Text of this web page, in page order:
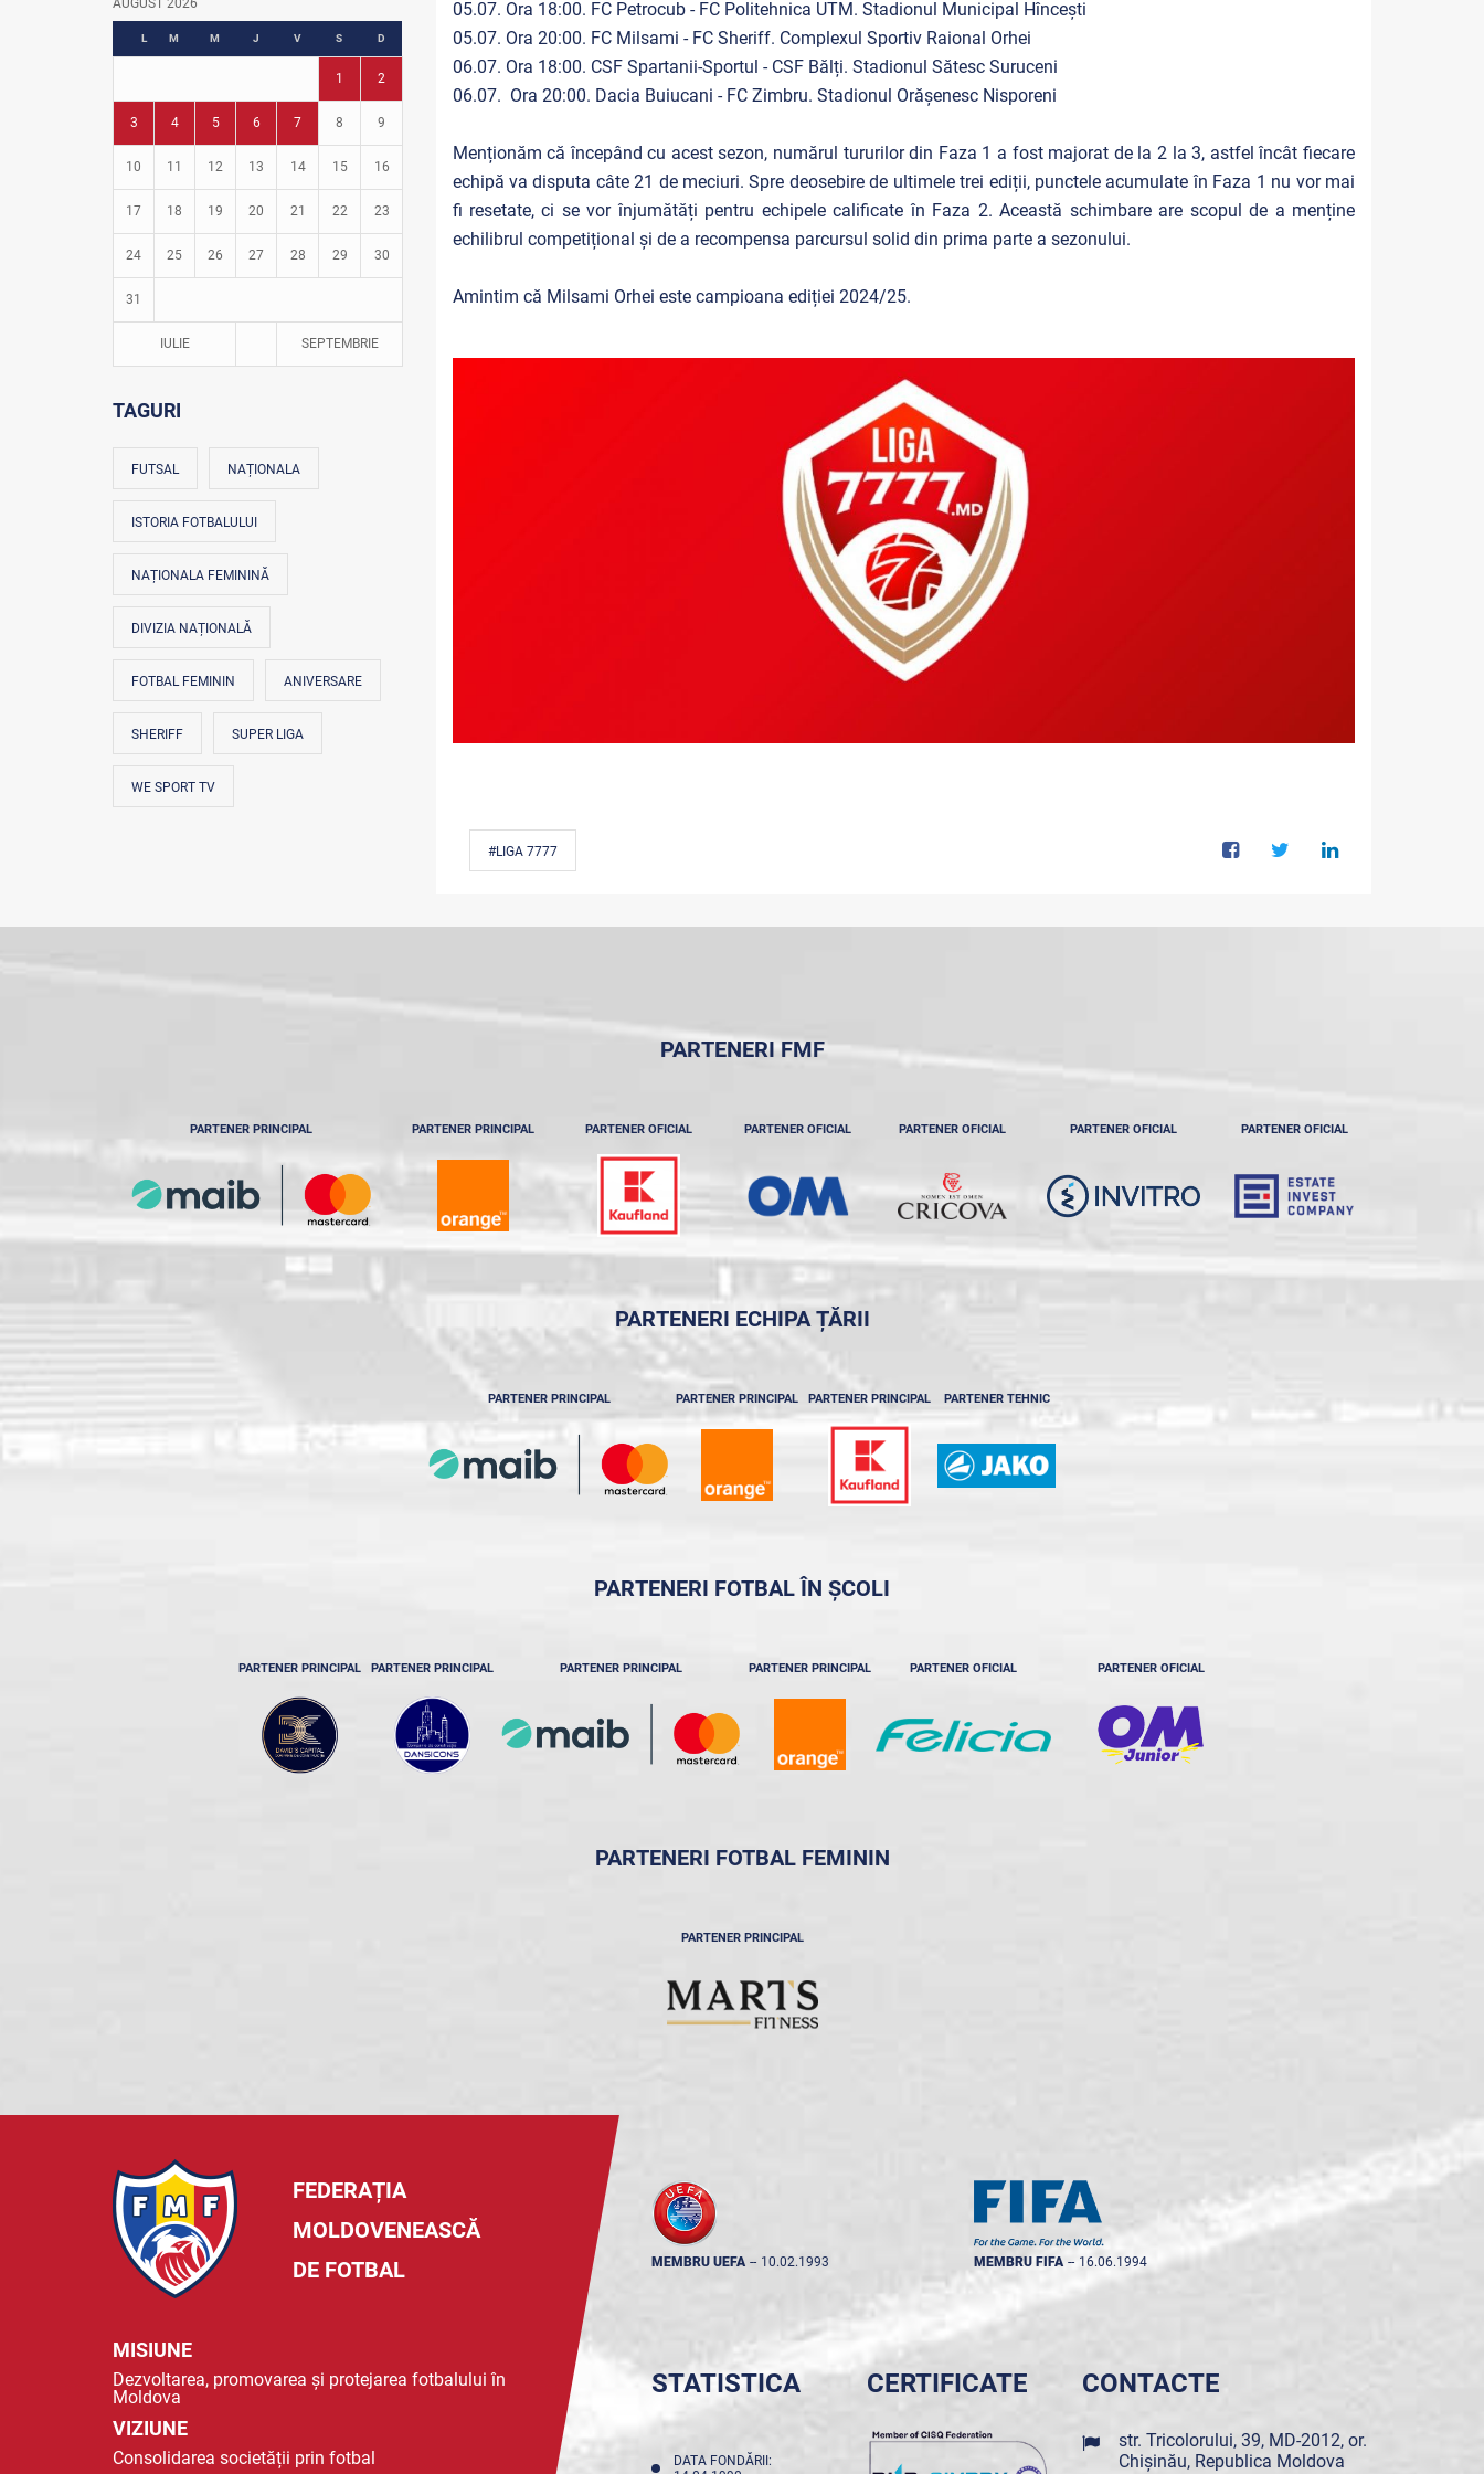
Fotbal în grădinițe
AUGUST 2026
L M M J V S D
1 2
3 4 5 6 7 8 9
10 11 12 13 14 15 16
17 18 19 20 21 22 23
24 25 26 27 28 29 30
31
IULIE SEPTEMBRIE
TAGURI
FUTSAL NAȚIONALA
ISTORIA FOTBALULUI
NAȚIONALA FEMININĂ
DIVIZIA NAȚIONALĂ
FOTBAL FEMININ ANIVERSARE
SHERIFF SUPER LIGA
WE SPORT TV
05.07. Ora 18:00. FC Petrocub - FC Politehnica UTM. Stadionul Municipal Hîncești
05.07. Ora 20:00. FC Milsami - FC Sheriff. Complexul Sportiv Raional Orhei
06.07. Ora 18:00. CSF Spartanii-Sportul - CSF Bălți. Stadionul Sătesc Suruceni
06.07. Ora 20:00. Dacia Buiucani - FC Zimbru. Stadionul Orășenesc Nisporeni
Menționăm că începând cu acest sezon, numărul tururilor din Faza 1 a fost majorat de la 2 la 3, astfel încât fiecare
echipă va disputa câte 21 de meciuri. Spre deosebire de ultimele trei ediții, punctele acumulate în Faza 1 nu vor mai
fi resetate, ci se vor înjumătăți pentru echipele calificate în Faza 2. Această schimbare are scopul de a menține
echilibrul competițional și de a recompensa parcursul solid din prima parte a sezonului.
Amintim că Milsami Orhei este campioana ediției 2024/25.
#LIGA 7777
PARTENERI FMF
PARTENER PRINCIPAL PARTENER PRINCIPAL PARTENER OFICIAL PARTENER OFICIAL PARTENER OFICIAL PARTENER OFICIAL PARTENER OFICIAL
PARTENERI ECHIPA ȚĂRII
PARTENER PRINCIPAL PARTENER PRINCIPAL PARTENER PRINCIPAL PARTENER TEHNIC
PARTENERI FOTBAL ÎN ȘCOLI
PARTENER PRINCIPAL PARTENER PRINCIPAL PARTENER PRINCIPAL PARTENER PRINCIPAL PARTENER OFICIAL PARTENER OFICIAL
PARTENERI FOTBAL FEMININ
PARTENER PRINCIPAL
FEDERAȚIA
MOLDOVENEASCĂ
DE FOTBAL
MISIUNE
Dezvoltarea, promovarea și protejarea fotbalului în
Moldova
VIZIUNE
Consolidarea societății prin fotbal
MEMBRU UEFA -- 10.02.1993 MEMBRU FIFA -- 16.06.1994
STATISTICA
DATA FONDĂRII:
CERTIFICATE CONTACTE
str. Tricolorului, 39, MD-2012, or.
Chișinău, Republica Moldova